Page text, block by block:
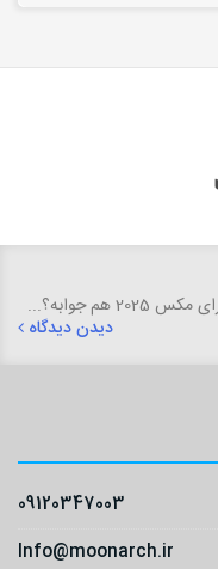
دیدن دیدگاه
09120347003
Info@moonarch.ir